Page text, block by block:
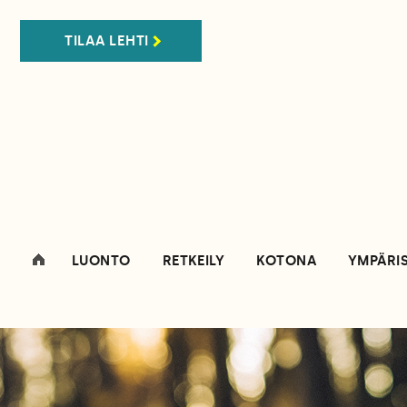
TILAA LEHTI
LUONTO RETKEILY KOTONA